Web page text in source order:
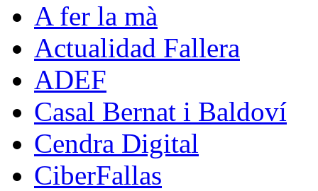
A fer la mà
Actualidad Fallera
ADEF
Casal Bernat i Baldoví
Cendra Digital
CiberFallas